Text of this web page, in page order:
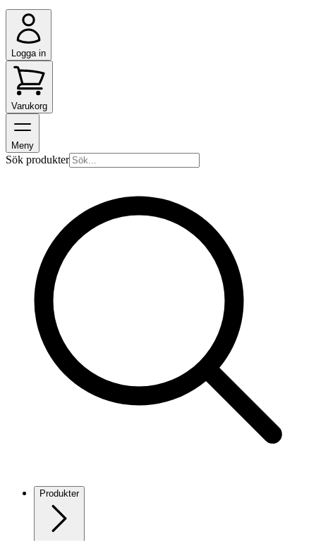
Logga in
Varukorg
Meny
Sök produkter
Produkter